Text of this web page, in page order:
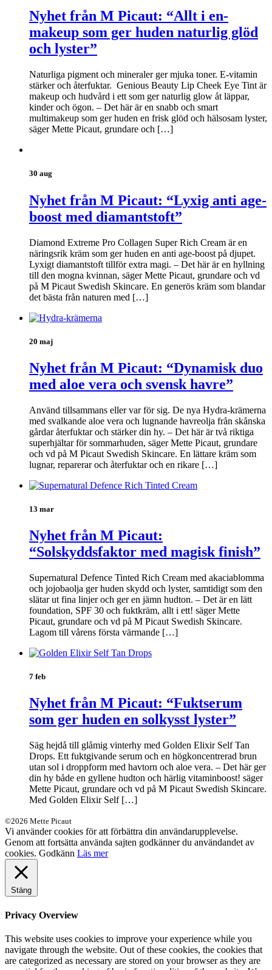
Nyhet från M Picaut: “Allt i en-
makeup som ger huden naturlig glöd
och lyster”
Naturliga pigment och mineraler ger mjuka toner. E-vitamin
stärker och återfuktar. Genious Beauty Lip Cheek Eye Tint är
makeup och hudvård i ett som ger naturlig glow åt läppar,
kinder och ögon. – Det här är en snabb och smart
multimakeup som ger huden en frisk glöd och hälsosam lyster,
säger Mette Picaut, grundare och […]
30 aug
Nyhet från M Picaut: “Lyxig anti age-
boost med diamantstoft”
Diamond Extreme Pro Collagen Super Rich Cream är en
näringsrik kräm som ger huden en anti age-boost på djupet.
Lyxigt diamantstoft tillför extra magi. – Det här är en hyllning
till den mogna kvinnan, säger Mette Picaut, grundare och vd
på M Picaut Swedish Skincare. En generös kräm som blandar
det bästa från naturen med […]
20 maj
Nyhet från M Picaut: “Dynamisk duo
med aloe vera och svensk havre”
Använd tillsammans eller var för sig. De nya Hydra-krämerna
med svalkande aloe vera och lugnande havreolja från skånska
gårdar återfuktar och stärker din hy. – Det här är två riktiga
superhjältar för sommarhuden, säger Mette Picaut, grundare
och vd på M Picaut Swedish Skincare. En lättare kräm som
lugnar, reparerar och återfuktar och en rikare […]
13 mar
Nyhet från M Picaut:
“Solskyddsfaktor med magisk finish”
Supernatural Defence Tinted Rich Cream med akaciablomma
och jojobaolja ger huden skydd och lyster, samtidigt som den
slätar ut fina linjer och ger en jämn hudton. – Det är en lätt
foundation, SPF 30 och fuktkräm, allt i ett! säger Mette
Picaut, grundare och vd på M Picaut Swedish Skincare.
Lagom till vårens första värmande […]
7 feb
Nyhet från M Picaut: “Fuktserum
som ger huden en solkysst lyster”
Säg hejdå till glåmig vinterhy med Golden Elixir Self Tan
Drops. Ett fuktgivande serum och en högkoncentrerad brun
utan sol i droppform med havtorn och aloe vera. – Det här ger
din hy både en gyllene hudton och härlig vitaminboost! säger
Mette Picaut, grundare och vd på M Picaut Swedish Skincare.
Med Golden Elixir Self […]
©2026 Mette Picaut
Vi använder cookies för att förbättra din användarupplevelse.
Genom att fortsätta använda sajten godkänner du användandet av
cookies. Godkänn Läs mer
Stäng
Privacy Overview
This website uses cookies to improve your experience while you
navigate through the website. Out of these cookies, the cookies that
are categorized as necessary are stored on your browser as they are